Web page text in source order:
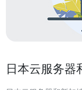
日本云服务器